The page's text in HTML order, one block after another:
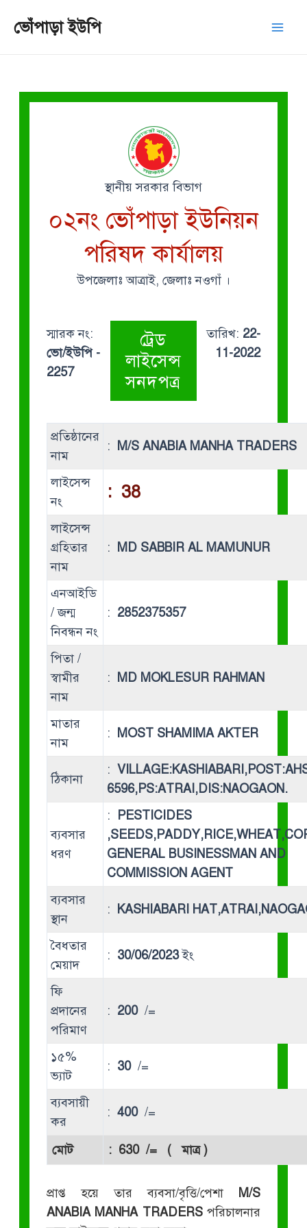
ভোঁপাড়া ইউপি
স্থানীয় সরকার বিভাগ
০২নং ভোঁপাড়া ইউনিয়ন
পরিষদ কার্যালয়
উপজেলাঃ আত্রাই, জেলাঃ নওগাঁ ।
স্মারক নং:
ভো/ইউপি -
2257
ট্রেড
লাইসেন্স
সনদপত্র
তারিখ: 22-
11-2022
প্রতিষ্ঠানের
নাম
: M/S ANABIA MANHA TRADERS
লাইসেন্স
নং
: 38
লাইসেন্স
গ্রহিতার
নাম
: MD SABBIR AL MAMUNUR
এনআইডি
/ জন্ম
নিবন্ধন নং
: 2852375357
পিতা /
স্বামীর
নাম
: MD MOKLESUR RAHMAN
মাতার
নাম
: MOST SHAMIMA AKTER
ঠিকানা
:
6596,PS:ATRAI,DIS:NAOGAON.
ব্যবসার
ধরণ
: PESTICIDES
GENERAL BUSINESSMAN AND
COMMISSION AGENT
ব্যবসার
স্থান
: KASHIABARI
বৈধতার
মেয়াদ
: 30/06/2023ইং
ফি
প্রদানের
পরিমাণ
: 200/=
১৫%
ভ্যাট
: 30/=
ব্যবসায়ী
কর
: 400/=
মোট : 630/= ( মাত্র )
প্রাপ্ত হয়ে তার ব্যবসা/বৃত্তি/পেশা M/S
ANABIA MANHA TRADERSপরিচালনার